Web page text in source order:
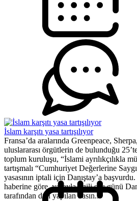
İslam karşıtı yasa tartışılıyor
Fransa’da aralarında Greenpeace,
uluslararası örgütlerin de bulunduğu
toplum kuruluşu, “İslami ayrılıkçılıkla
tartışmalı “Cumhuriyet Değerlerine
yasasının iptali için Danıştay’a
haberine göre, yasayla ilgili salı günü
tarafından dün yapılan basın...